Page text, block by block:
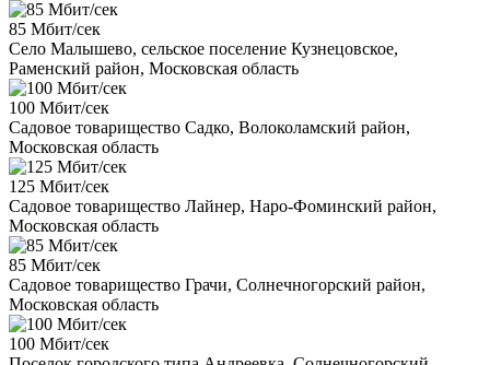
85 Мбит/сек
Село Малышево, сельское поселение Кузнецовское,
Раменский район, Московская область
100 Мбит/сек
Садовое товарищество Садко, Волоколамский район,
Московская область
125 Мбит/сек
Садовое товарищество Лайнер, Наро-Фоминский район,
Московская область
85 Мбит/сек
Садовое товарищество Грачи, Солнечногорский район,
Московская область
100 Мбит/сек